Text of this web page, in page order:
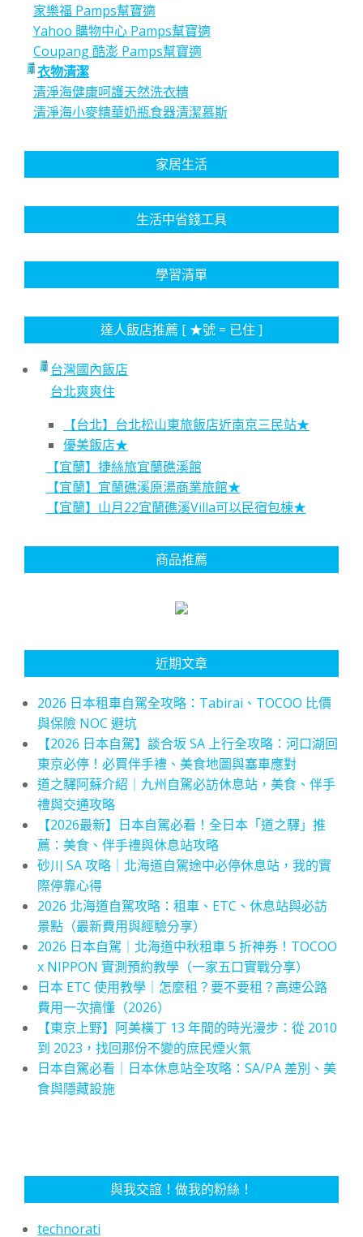
家樂福 Pamps幫寶適
Yahoo 購物中心 Pamps幫寶適
Coupang 酷澎 Pamps幫寶適
衣物清潔
清淨海健康呵護天然洗衣精
清淨海小麥精華奶瓶食器清潔慕斯
家居生活
生活中省錢工具
學習清單
達人飯店推薦 [ ★號 = 已住 ]
台灣國內飯店
台北爽爽住
【台北】台北松山東旅飯店近南京三民站★
優美飯店★
【宜蘭】捷絲旅宜蘭礁溪館
【宜蘭】宜蘭礁溪原湯商業旅館★
【宜蘭】山月22宜蘭礁溪Villa可以民宿包棟★
商品推薦
近期文章
2026 日本租車自駕全攻略：Tabirai、TOCOO 比價
與保險 NOC 避坑
【2026 日本自駕】談合坂 SA 上行全攻略：河口湖回
東京必停！必買伴手禮、美食地圖與塞車應對
道之驛阿蘇介紹｜九州自駕必訪休息站，美食、伴手
禮與交通攻略
【2026最新】日本自駕必看！全日本「道之驛」推
薦：美食、伴手禮與休息站攻略
砂川 SA 攻略｜北海道自駕途中必停休息站，我的實
際停靠心得
2026 北海道自駕攻略：租車、ETC、休息站與必訪
景點（最新費用與經驗分享）
2026 日本自駕｜北海道中秋租車 5 折神券！TOCOO
x NIPPON 實測預約教學（一家五口實戰分享）
日本 ETC 使用教學｜怎麼租？要不要租？高速公路
費用一次搞懂（2026）
【東京上野】阿美橫丁 13 年間的時光漫步：從 2010
到 2023，找回那份不變的庶民煙火氣
日本自駕必看｜日本休息站全攻略：SA/PA 差別、美
食與隱藏設施
與我交誼！做我的粉絲！
technorati